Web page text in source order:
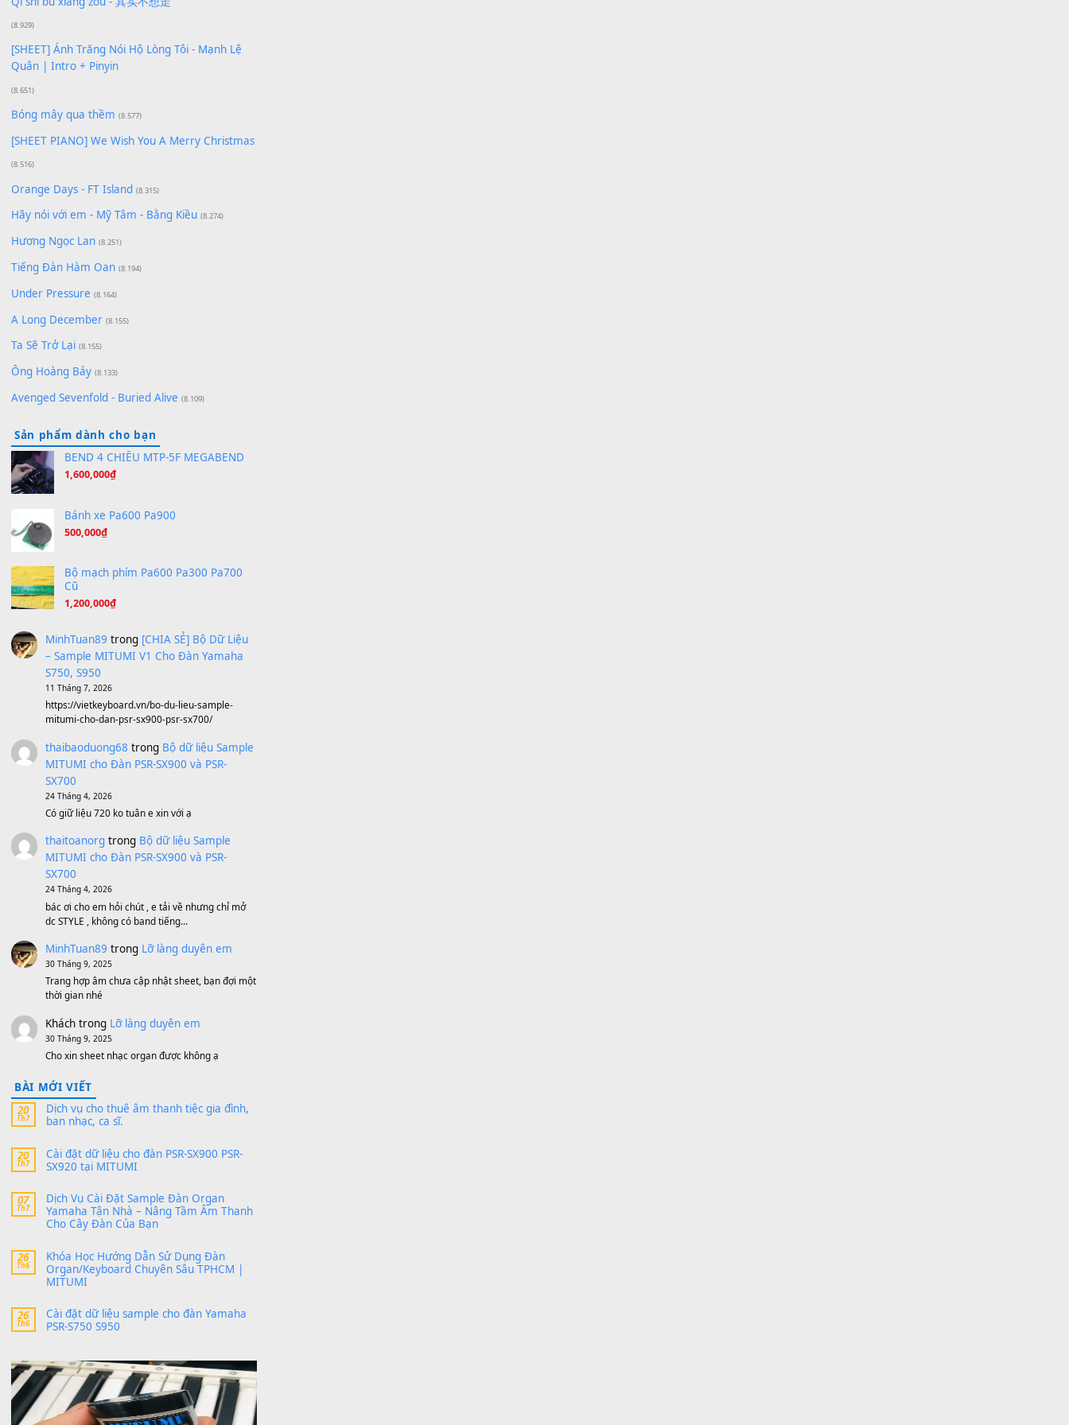
Giá Như - Soobin Hoàng Sơn
Có Em Đời Bỗng Vui (9.744)
Chờ một tiếng yêu (8.991)
Lãng Quên Chiều Thu | Anh không muốn ra đi |
Qí shí bù xiǎng zǒu - 其实不想走
(8.929)
[SHEET] Ánh Trăng Nói Hộ Lòng Tôi - Mạnh Lệ
Bóng mây qua thềm
[SHEET PIANO] We Wish You A Merry Christmas
(8.516)
Orange Days - FT Island
Hãy nói với em - Mỹ Tâm - Bằng Kiều
Hương Ngọc Lan
Tiếng Đàn Hàm Oan (8.194)
Under Pressure
A Long December (8.155)
Ta Sẽ Trở Lại
Ông Hoàng Bảy (8.133)
Avenged Sevenfold - Buried Alive
Sản phẩm dành cho bạn
BEND 4 CHIỀU MTP-5F MEGABEND
1,600,000
Bánh xe Pa600 Pa900
500,000₫
Bộ mạch phím Pa600 Pa300 Pa700
Cũ
MinhTuan89
– Sample MITUMI V1 Cho Đàn Yamaha
S750, S950
11 Tháng 7, 2026
https://vietkeyboard.vn/bo-du-lieu-sample-
mitumi-cho-dan-psr-sx900-psr-sx700/
thaibaoduong68trongBộ dữ liệu Sample
SX700
24 Tháng 4, 2026
Có giữ liệu 720 ko tuân e xin với ạ
thaitoanorg
MITUMI cho Đàn PSR-SX900 và PSR-
SX700
24 Tháng 4, 2026
bác ơi cho em hỏi chút , e tải về nhưng chỉ mở
MinhTuan89trongLỡ làng duyên em
30 Tháng 9, 2025
Trang hợp âm chưa cập nhật sheet, bạn đợi một
thời gian nhé
30 Tháng 9, 2025
Cho xin sheet nhạc organ được không ạ
BÀI MỚI VIẾT
20
Th7
Dịch vụ cho thuê âm thanh tiệc gia đình,
ban nhạc, ca sĩ.